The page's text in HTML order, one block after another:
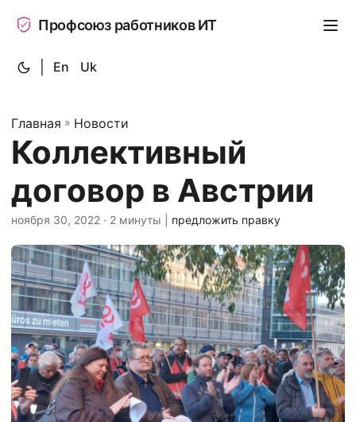
Профсоюз работников ИТ
En Uk
Главная » Новости
Коллективный
договор в Австрии
ноября 30, 2022 · 2 минуты | предложить правку